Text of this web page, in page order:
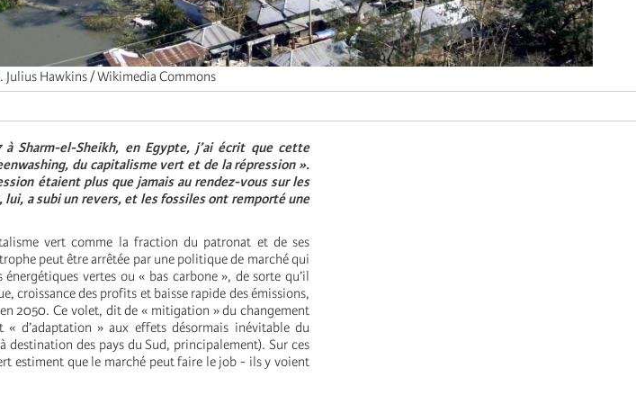
Hawkins / Wikimedia Commons
à Sharm-el-Sheikh, en Egypte, j’ai écrit que cette
du capitalisme vert et de la répression ».
étaient plus que jamais au rendez-vous sur les
a subi un revers, et les fossiles ont remporté une
vert comme la fraction du patronat et de ses
peut être arrêtée par une politique de marché qui
vertes ou « bas carbone », de sorte qu’il
croissance des profits et baisse rapide des émissions,
2050. Ce volet, dit de « mitigation » du changement
d’adaptation » aux effets désormais inévitable du
des pays du Sud, principalement). Sur ces
estiment que le marché peut faire le job - ils y voient